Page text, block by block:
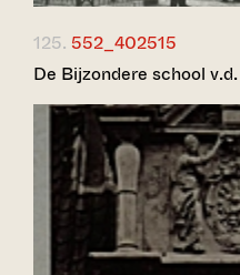
125. 552_402515
De Bijzondere school